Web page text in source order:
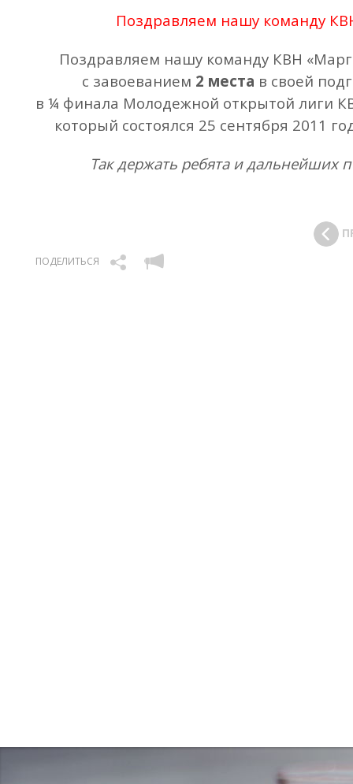
Поздравляем нашу команду
Поздравляем нашу команду КВН
с завоеванием 2 места в своей
в ¼ финала Молодежной открытой лиги
который состоялся 25 сентября 2011
Так держать ребята и дальнейших
ПОДЕЛИТЬСЯ